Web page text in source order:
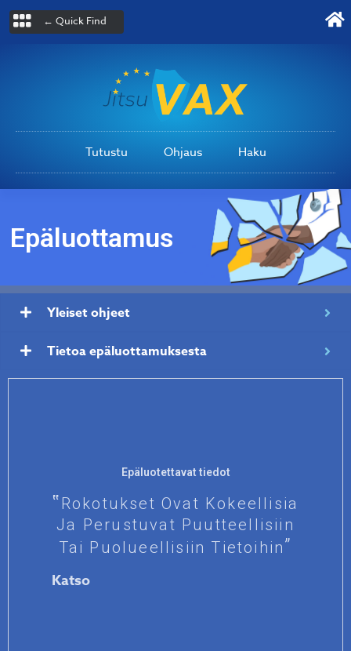
← Quick Find
Tutustu Ohjaus Haku
Epäluottamus
Yleiset ohjeet
Tietoa epäluottamuksesta
Epäluotettavat tiedot
Rokotukset Ovat Kokeellisia
Ja Perustuvat Puutteellisiin
Tai Puolueellisiin Tietoihin
Katso